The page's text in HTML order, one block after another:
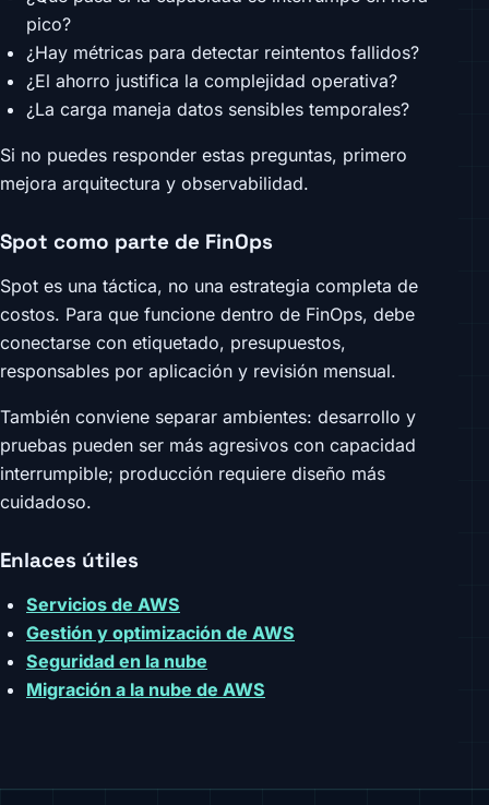
pico?
¿Hay métricas para detectar reintentos fallidos?
¿El ahorro justifica la complejidad operativa?
¿La carga maneja datos sensibles temporales?
Si no puedes responder estas preguntas, primero
mejora arquitectura y observabilidad.
Spot como parte de FinOps
Spot es una táctica, no una estrategia completa de
costos. Para que funcione dentro de FinOps, debe
conectarse con etiquetado, presupuestos,
responsables por aplicación y revisión mensual.
También conviene separar ambientes: desarrollo y
pruebas pueden ser más agresivos con capacidad
interrumpible; producción requiere diseño más
cuidadoso.
Enlaces útiles
Servicios de AWS
Gestión y optimización de AWS
Seguridad en la nube
Migración a la nube de AWS